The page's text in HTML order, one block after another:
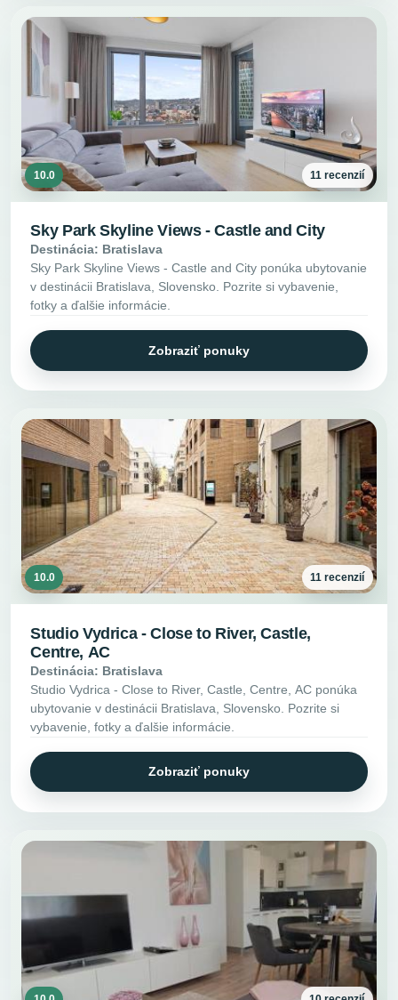
10.0 11 recenzií
Sky Park Skyline Views - Castle and City
Destinácia: Bratislava
Sky Park Skyline Views - Castle and City ponúka ubytovanie
v destinácii Bratislava, Slovensko. Pozrite si vybavenie,
fotky a ďalšie informácie.
Zobraziť ponuky
10.0 11 recenzií
Studio Vydrica - Close to River, Castle,
Centre, AC
Destinácia: Bratislava
Studio Vydrica - Close to River, Castle, Centre, AC ponúka
ubytovanie v destinácii Bratislava, Slovensko. Pozrite si
vybavenie, fotky a ďalšie informácie.
Zobraziť ponuky